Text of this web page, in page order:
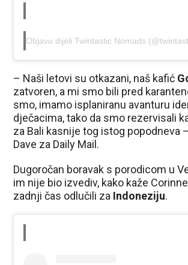
Objavu dijeli Twintastic Nomads
– Naši letovi su otkazani, naš kafić
zatvoren, a mi smo bili pred
smo, imamo isplaniranu avanturu
dječacima, tako da smo rezervisali
za Bali kasnije tog istog popodneva
Dave za Daily Mail.
Dugoročan boravak s porodicom u
im nije bio izvediv, kako kaže
zadnji čas odlučili za Indoneziju.